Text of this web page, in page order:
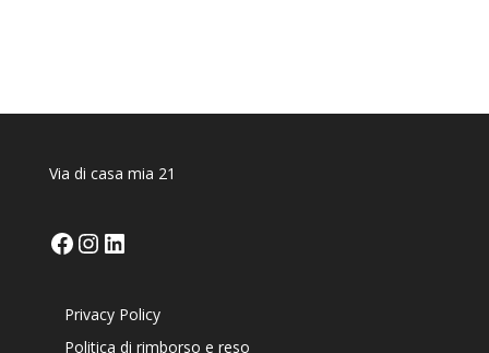
Via di casa mia 21
Facebook
Instagram
LinkedIn
Privacy Policy
Politica di rimborso e reso